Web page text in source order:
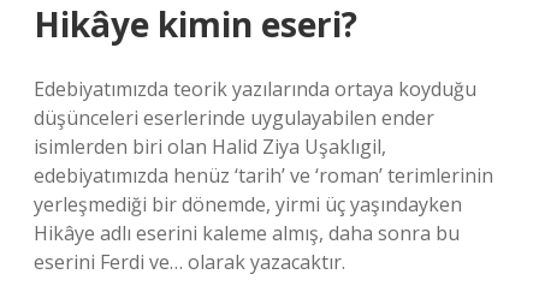
Hikâye kimin eseri?
Edebiyatımızda teorik yazılarında ortaya koyduğu
düşünceleri eserlerinde uygulayabilen ender
isimlerden biri olan Halid Ziya Uşaklıgil,
edebiyatımızda henüz ‘tarih’ ve ‘roman’ terimlerinin
yerleşmediği bir dönemde, yirmi üç yaşındayken
Hikâye adlı eserini kaleme almış, daha sonra bu
eserini Ferdi ve… olarak yazacaktır.